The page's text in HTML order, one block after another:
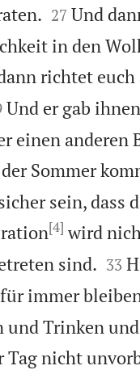

27 Und
in den
richtet
Und er gab
einen anderen
Sommer
sein, dass
[4] wird
sind.
33
immer
Trinken
Tag nicht